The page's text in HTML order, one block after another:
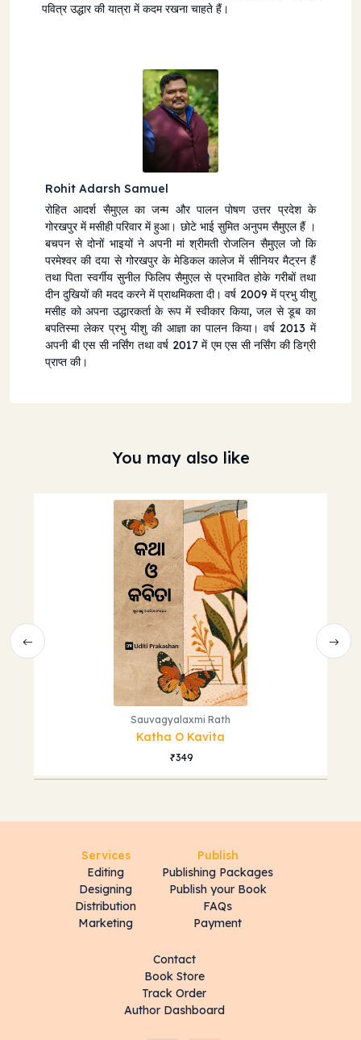
पवित्र उद्धार की यात्रा में कदम रखना चाहते हैं।
Rohit Adarsh Samuel
रोहित आदर्श सैमुएल का जन्म और पालन पोषण उत्तर प्रदेश के
गोरखपुर में मसीही परिवार में हुआ। छोटे भाई सुमित अनुपम सैमुएल हैं ।
बचपन से दोनों भाइयों ने अपनी मां श्रीमती रोजलिन सैमुएल जो कि
परमेश्वर की दया से गोरखपुर के मेडिकल कालेज में सीनियर मैट्रन हैं
तथा पिता स्वर्गीय सुनील फिलिप सैमुएल से प्रभावित होके गरीबों तथा
दीन दुखियों की मदद करने में प्राथमिकता दी। वर्ष 2009 में प्रभु यीशु
मसीह को अपना उद्धारकर्ता के रूप में स्वीकार किया, जल से डूब का
बपतिस्मा लेकर प्रभु यीशु की आज्ञा का पालन किया। वर्ष 2013 में
अपनी बी एस सी नर्सिंग तथा वर्ष 2017 में एम एस सी नर्सिंग की डिग्री
प्राप्त की।
You may also like
Sauvagyalaxmi Rath
Katha O Kavita
349
Services
Editing
Designing
Distribution
Marketing
Publish
Publishing Packages
Publish your Book
FAQs
Payment
Contact
Book Store
Track Order
Author Dashboard